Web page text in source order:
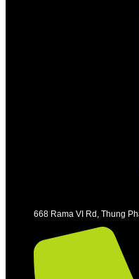
668 Rama VI Rd, Thung